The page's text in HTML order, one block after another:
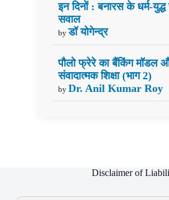
इन दिनों : बनारस के धर्म-
सवाल
by डॉ योगेन्द्र
पौलो फ्रेरे का बैंकिंग मॉडल
संवादात्मक शिक्षा (भाग 2)
by Dr. Anil Kumar Roy
Disclaimer of